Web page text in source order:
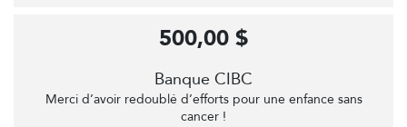
Banque CIBC
Merci d’avoir redoublé d’efforts pour une enfance sans
cancer !
500,00 $